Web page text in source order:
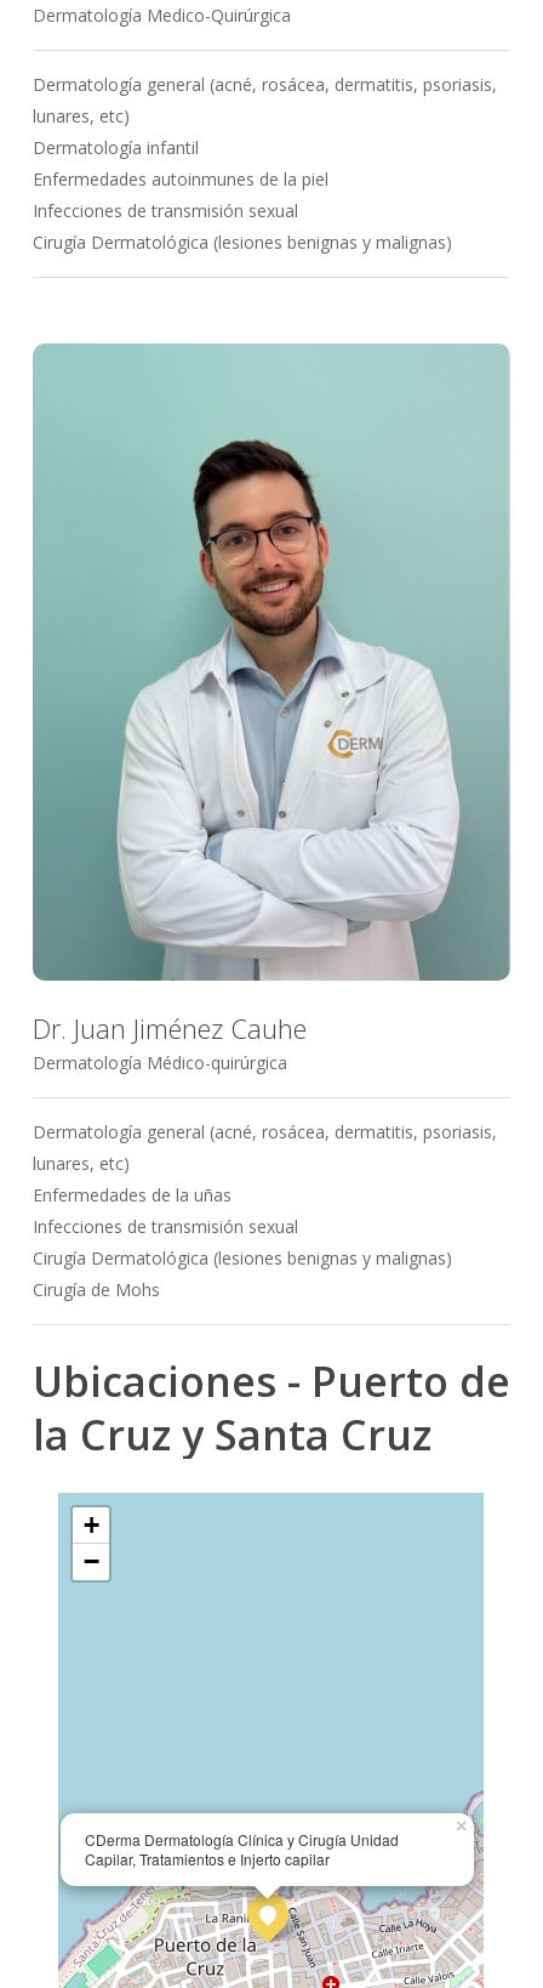
Dermatología Medico-Quirúrgica
Dermatología general (acné, rosácea, dermatitis, psoriasis,
lunares, etc)
Dermatología infantil
Enfermedades autoinmunes de la piel
Infecciones de transmisión sexual
Cirugía Dermatológica (lesiones benignas y malignas)
Dr. Juan Jiménez Cauhe
Dermatología Médico-quirúrgica
Dermatología general (acné, rosácea, dermatitis, psoriasis,
lunares, etc)
Enfermedades de la uñas
Infecciones de transmisión sexual
Cirugía Dermatológica (lesiones benignas y malignas)
Cirugía de Mohs
Ubicaciones - Puerto de
la Cruz y Santa Cruz
CDerma Dermatología Clínica y Cirugía Unidad
Capilar, Tratamientos e Injerto capilar
×
+
−